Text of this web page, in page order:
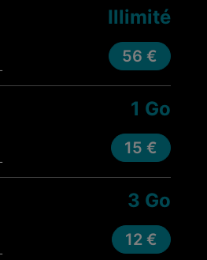
Illimité
56 €
1 Go
15 €
3 Go
12 €